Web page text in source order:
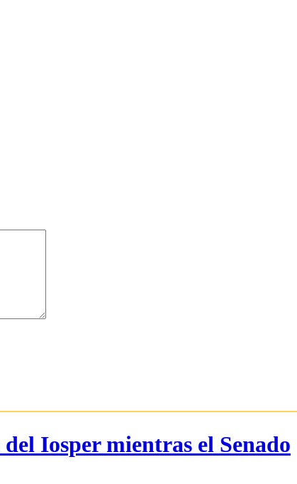
Iosper mientras el Senado